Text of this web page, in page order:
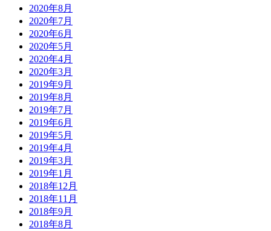
2020年8月
2020年7月
2020年6月
2020年5月
2020年4月
2020年3月
2019年9月
2019年8月
2019年7月
2019年6月
2019年5月
2019年4月
2019年3月
2019年1月
2018年12月
2018年11月
2018年9月
2018年8月